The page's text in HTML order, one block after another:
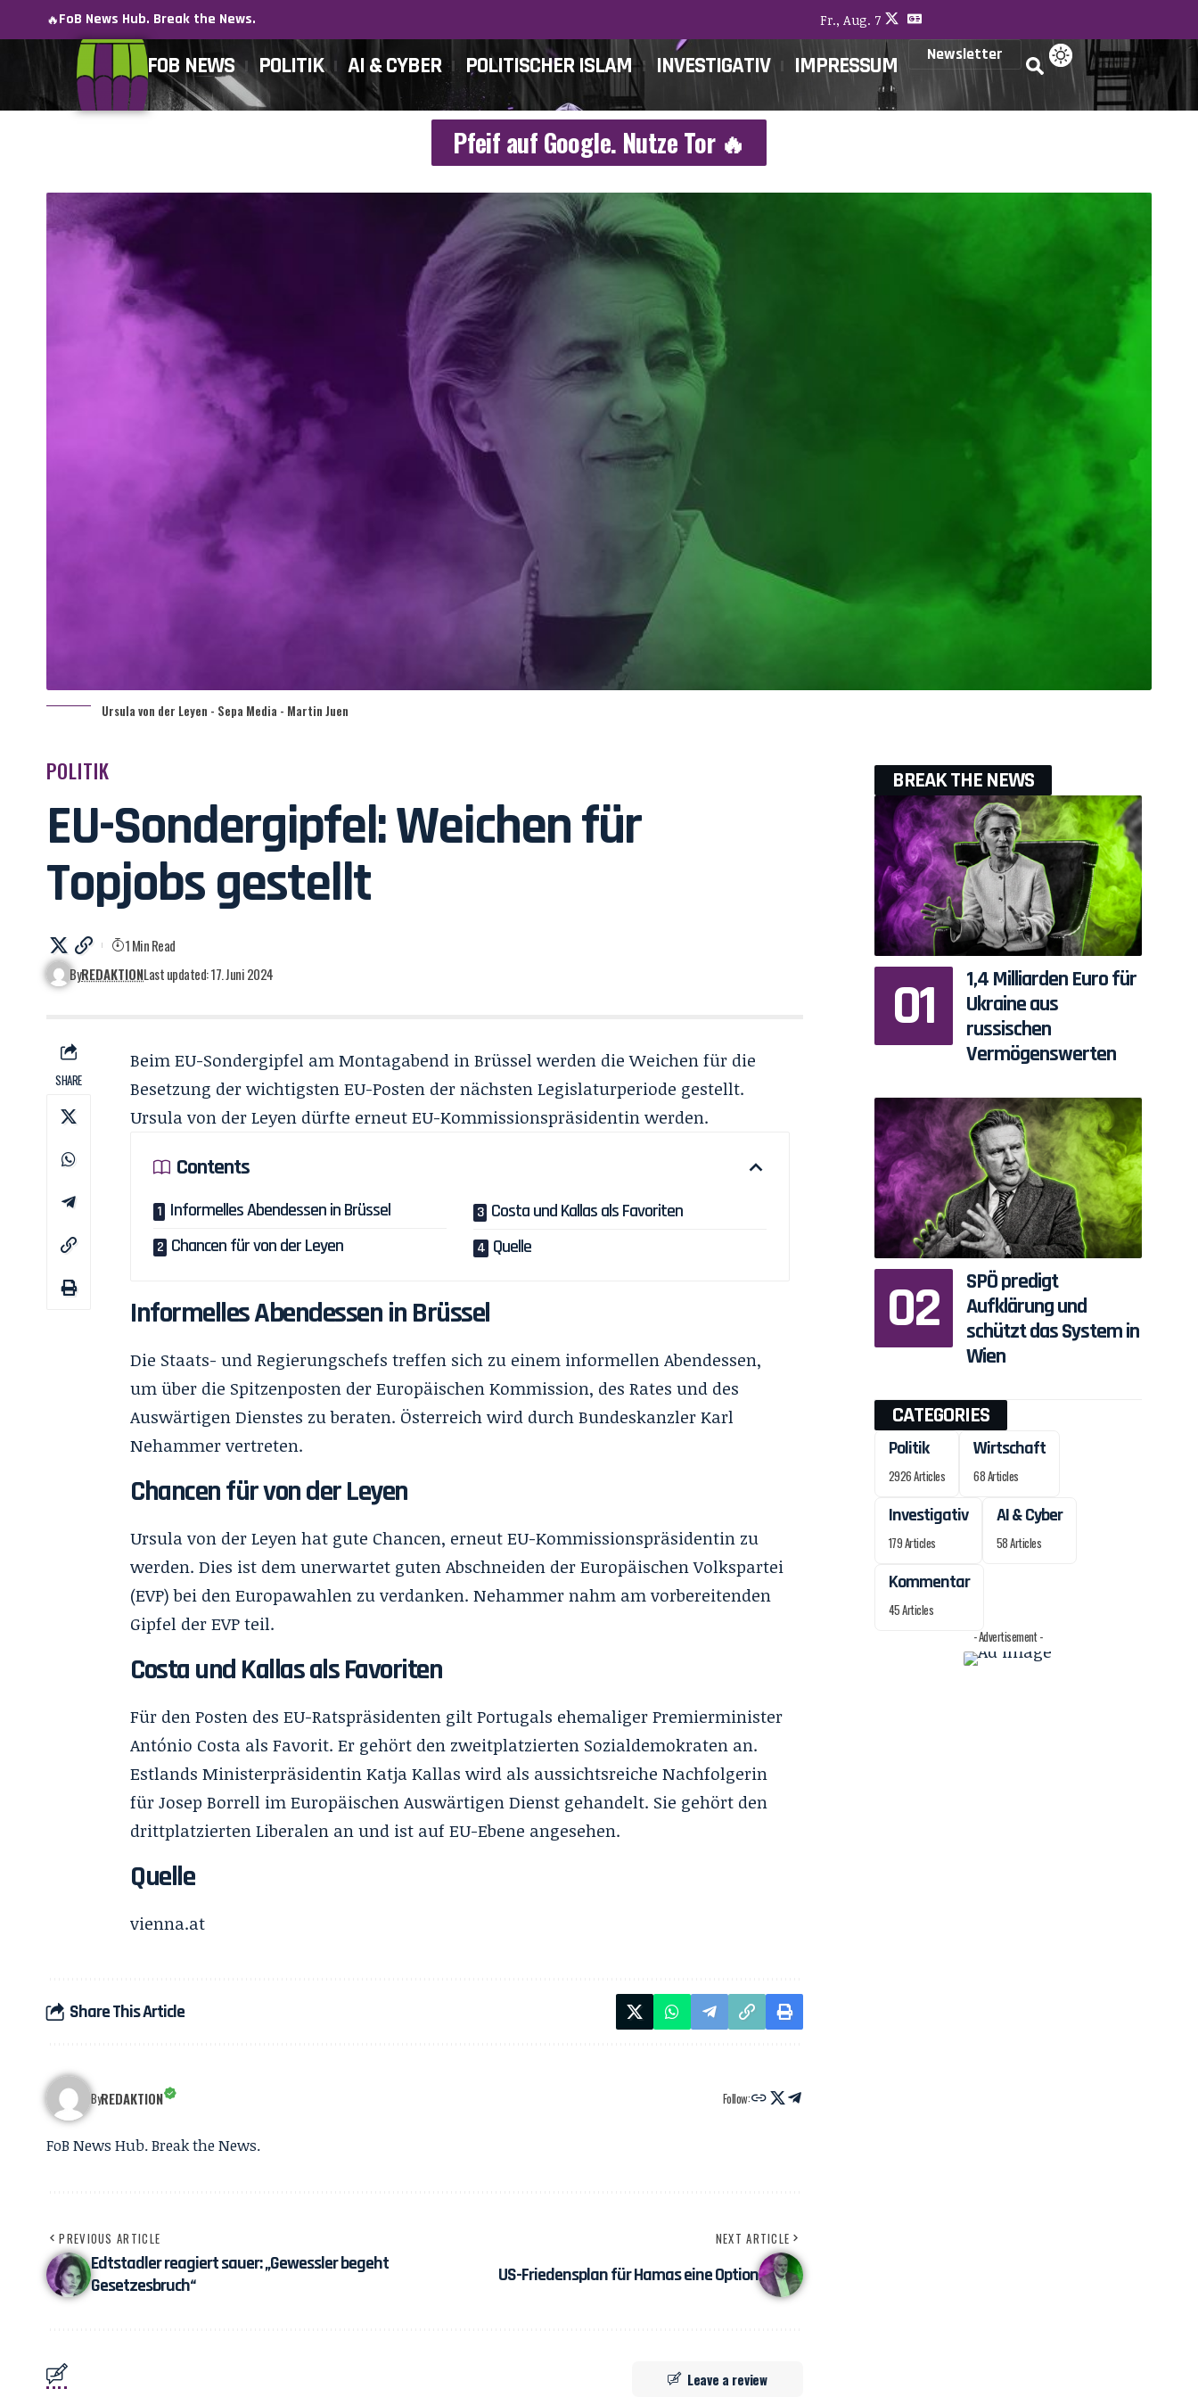
🔥FoB News Hub. Break the News. Fr., Aug. 7
FOB NEWS POLITIK AI & CYBER POLITISCHER ISLAM INVESTIGATIV IMPRESSUM Newsletter
Pfeif auf Google. Nutze Tor 🔥
Ursula von der Leyen - Sepa Media - Martin Juen
POLITIK
EU-Sondergipfel: Weichen für
Topjobs gestellt
ByREDAKTIONLast updated: 17. Juni 2024
1 Min Read
SHARE
Beim EU-Sondergipfel am Montagabend in Brüssel werden die Weichen für die
Besetzung der wichtigsten EU-Posten der nächsten Legislaturperiode gestellt.
Ursula von der Leyen dürfte erneut EU-Kommissionspräsidentin werden.
Contents
Informelles Abendessen in Brüssel
Chancen für von der Leyen
Costa und Kallas als Favoriten
Quelle
Informelles Abendessen in Brüssel
Die Staats- und Regierungschefs treffen sich zu einem informellen Abendessen,
um über die Spitzenposten der Europäischen Kommission, des Rates und des
Auswärtigen Dienstes zu beraten. Österreich wird durch Bundeskanzler Karl
Nehammer vertreten.
Chancen für von der Leyen
Ursula von der Leyen hat gute Chancen, erneut EU-Kommissionspräsidentin zu
werden. Dies ist dem unerwartet guten Abschneiden der Europäischen Volkspartei
(EVP) bei den Europawahlen zu verdanken. Nehammer nahm am vorbereitenden
Gipfel der EVP teil.
Costa und Kallas als Favoriten
Für den Posten des EU-Ratspräsidenten gilt Portugals ehemaliger Premierminister
António Costa als Favorit. Er gehört den zweitplatzierten Sozialdemokraten an.
Estlands Ministerpräsidentin Katja Kallas wird als aussichtsreiche Nachfolgerin
für Josep Borrell im Europäischen Auswärtigen Dienst gehandelt. Sie gehört den
drittplatzierten Liberalen an und ist auf EU-Ebene angesehen.
Quelle
vienna.at
Share This Article
ByREDAKTION Follow:
FoB News Hub. Break the News.
PREVIOUS ARTICLE
Edtstadler reagiert sauer: „Gewessler begeht
Gesetzesbruch“
NEXT ARTICLE
US-Friedensplan für Hamas eine Option
Leave a review
BREAK THE NEWS
1,4 Milliarden Euro für
Ukraine aus
russischen
Vermögenswerten
SPÖ predigt
Aufklärung und
schützt das System in
Wien
CATEGORIES
Politik
2926 Articles
Wirtschaft
68 Articles
Investigativ
179 Articles
AI & Cyber
58 Articles
Kommentar
45 Articles
- Advertisement -